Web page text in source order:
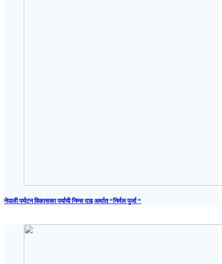
नेपाली पर्यटन विकासका पर्यायी निम्स दाइ अर्थात “निर्मल पुर्जा “